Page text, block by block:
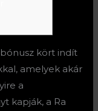
kört indít
amelyek akár
a
kapják, a Ra